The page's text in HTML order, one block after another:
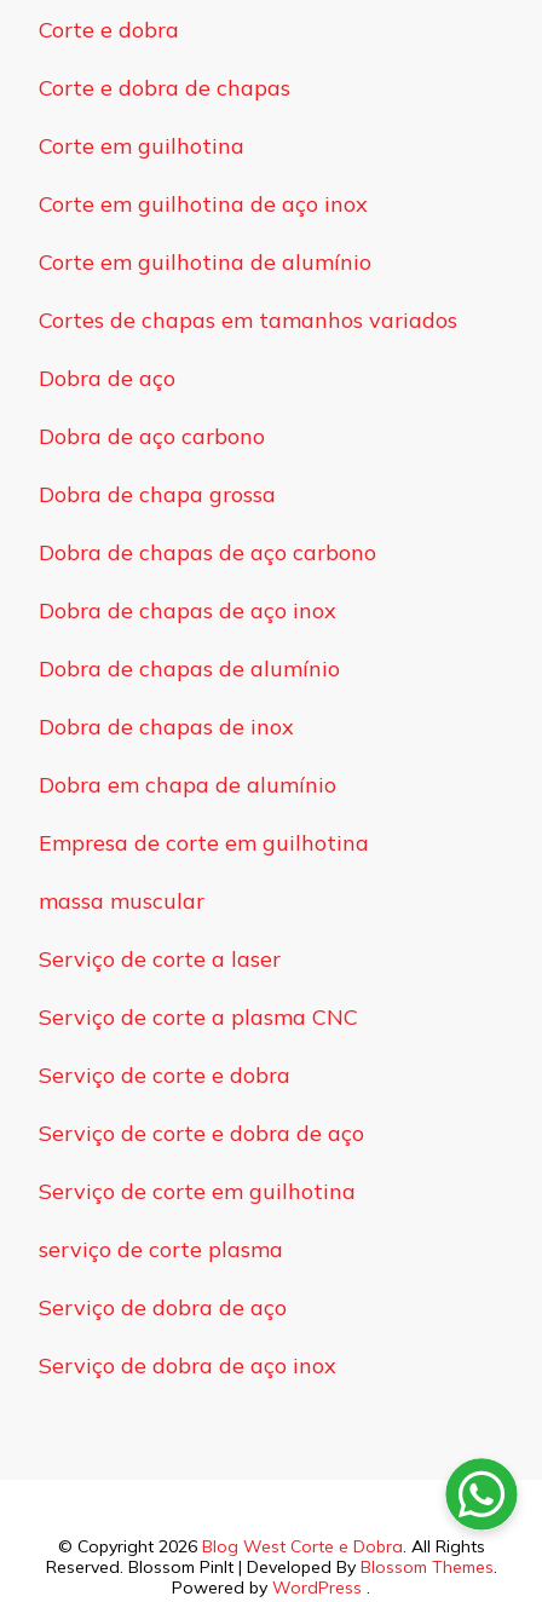
Corte e dobra
Corte e dobra de chapas
Corte em guilhotina
Corte em guilhotina de aço inox
Corte em guilhotina de alumínio
Cortes de chapas em tamanhos variados
Dobra de aço
Dobra de aço carbono
Dobra de chapa grossa
Dobra de chapas de aço carbono
Dobra de chapas de aço inox
Dobra de chapas de alumínio
Dobra de chapas de inox
Dobra em chapa de alumínio
Empresa de corte em guilhotina
massa muscular
Serviço de corte a laser
Serviço de corte a plasma CNC
Serviço de corte e dobra
Serviço de corte e dobra de aço
Serviço de corte em guilhotina
serviço de corte plasma
Serviço de dobra de aço
Serviço de dobra de aço inox
© Copyright 2026 Blog West Corte e Dobra. All Rights
Reserved. Blossom PinIt | Developed By Blossom Themes.
Powered by WordPress .